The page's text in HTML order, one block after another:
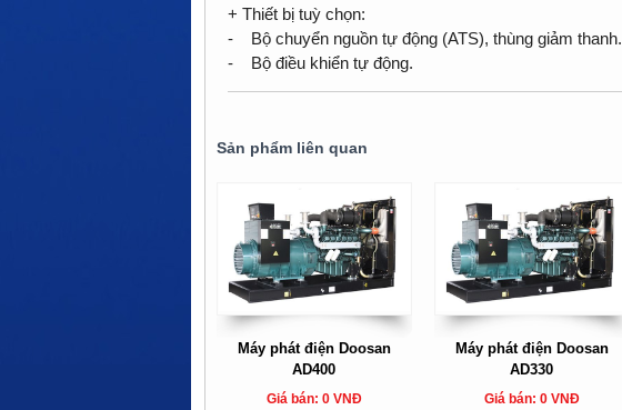
+ Thiết bị tuỳ chọn:
- Bộ chuyển nguồn tự động (ATS), thùng giảm thanh.
- Bộ điều khiển tự động.
Sản phẩm liên quan
Máy phát điện Doosan
AD400
Giá bán: 0 VNĐ
Máy phát điện Doosan
AD330
Giá bán: 0 VNĐ